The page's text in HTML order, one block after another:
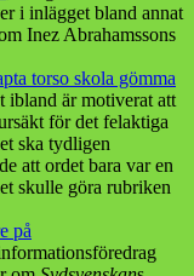
i inlägget bland annat
Inez Abrahamssons
torso skola gömma
ibland är motiverat att
för det felaktiga
ska tydligen
att ordet bara var en
skulle göra rubriken
på